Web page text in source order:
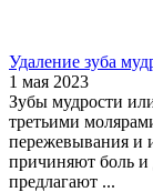
Удаление зуба
1 мая 2023
Зубы мудрости
третьими
пережевывания и
причиняют боль и
предлагают ...